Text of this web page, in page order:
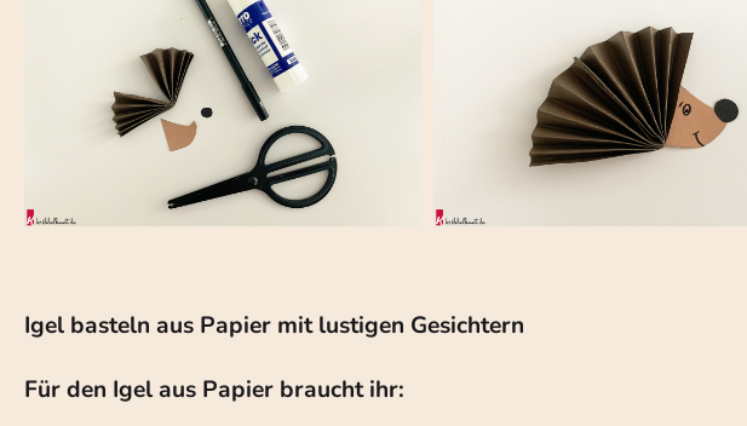
Igel basteln aus Papier mit lustigen Gesichtern
Für den Igel aus Papier braucht ihr: